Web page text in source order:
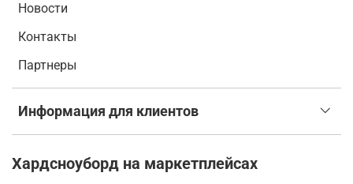
Новости
Контакты
Партнеры
Информация для клиентов
Хардсноуборд на маркетплейсах